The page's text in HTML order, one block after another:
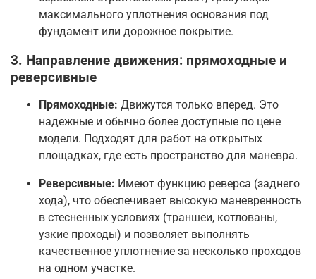
максимального уплотнения основания под
фундамент или дорожное покрытие.
3. Направление движения: прямоходные и
реверсивные
Прямоходные: Движутся только вперед. Это
надежные и обычно более доступные по цене
модели. Подходят для работ на открытых
площадках, где есть пространство для маневра.
Реверсивные: Имеют функцию реверса (заднего
хода), что обеспечивает высокую маневренность
в стесненных условиях (траншеи, котлованы,
узкие проходы) и позволяет выполнять
качественное уплотнение за несколько проходов
на одном участке.